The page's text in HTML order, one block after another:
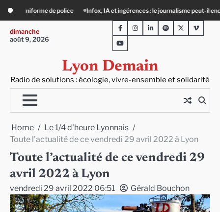
content
: le journalisme peut-il encore lutter ? Précarité, canicule,
dimanche
août 9, 2026
Lyon Demain
Radio de solutions : écologie, vivre-ensemble et solidarité
FacebookInstagram
LinkedInSpotifyTwitterViméo
Youtube
Home
Le 1/4 d'heure Lyonnais
Toute l’actualité de ce vendredi 29 avril 2022 à Lyon
Toute l’actualité de ce vendredi 29
avril 2022 à Lyon
vendredi 29 avril 2022 06:51 Gérald Bouchon